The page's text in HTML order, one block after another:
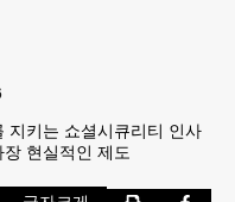
지키는 쇼셜시큐리티 인사
현실적인 제도